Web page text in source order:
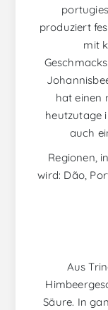
produziert
mit
hat einen
heutzutage
auch
Regionen,
wird: Dão,
Aus
Säure. In